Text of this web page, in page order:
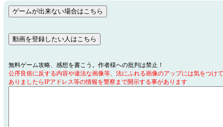
無料ゲーム攻略、感想を書こう。作者様への批判は禁止！
公序良俗に反する内容や違法な画像等、法にふれる画像のアップには気をつけ
ありましたらIPアドレス等の情報を警察まで開示する事があります